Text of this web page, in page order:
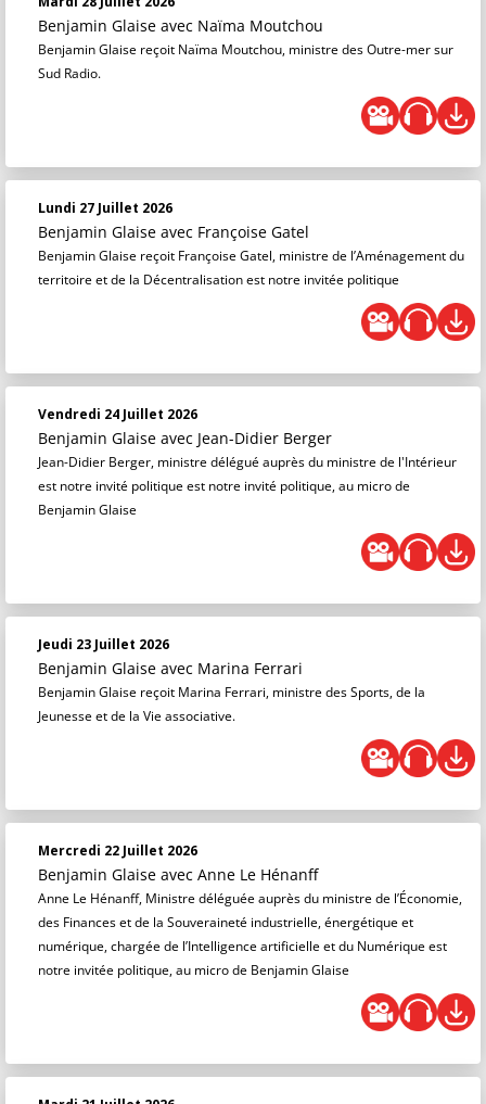
Benjamin Glaise avec Naïma Moutchou
Benjamin Glaise reçoit Naïma Moutchou, ministre des Outre-mer sur
Sud Radio.
Lundi 27 Juillet 2026
Benjamin Glaise avec Françoise Gatel
Benjamin Glaise reçoit Françoise Gatel, ministre de l’Aménagement du
territoire et de la Décentralisation est notre invitée politique
Vendredi 24 Juillet 2026
Benjamin Glaise avec Jean-Didier Berger
Jean-Didier Berger, ministre délégué auprès du ministre de l'Intérieur
est notre invité politique est notre invité politique, au micro de
Benjamin Glaise
Jeudi 23 Juillet 2026
Benjamin Glaise avec Marina Ferrari
Benjamin Glaise reçoit Marina Ferrari, ministre des Sports, de la
Jeunesse et de la Vie associative.
Mercredi 22 Juillet 2026
Benjamin Glaise avec Anne Le Hénanff
Anne Le Hénanff, Ministre déléguée auprès du ministre de l’Économie,
des Finances et de la Souveraineté industrielle, énergétique et
numérique, chargée de l’Intelligence artificielle et du Numérique est
notre invitée politique, au micro de Benjamin Glaise